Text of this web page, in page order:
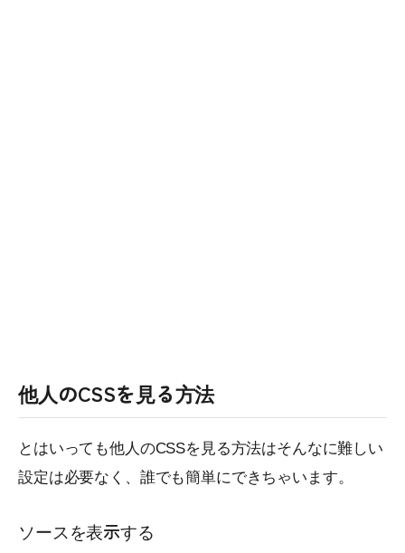
他人のCSSを見る方法
とはいっても他人のCSSを見る方法はそんなに難しい
設定は必要なく、誰でも簡単にできちゃいます。
ソースを表示する